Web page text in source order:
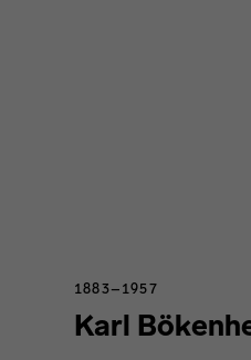
Karl
1883–1957